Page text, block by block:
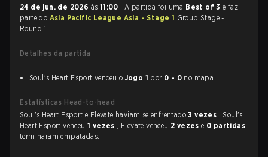
24 de jun. de 2026 às 11:00 . A partida foi uma Best of 3e faz
parte do Asia Pacific League Asia - Stage 1 Group Stage -
Round 1.
Detalhes da partida
Soul's Heart Esport venceu o Jogo 1 por 0 - 0 no mapa
Estatísticas Head-to-head
Soul's Heart Esport e Elevate haviam se enfrentado3 vezes . Soul's
Heart Esport venceu1 vezes , Elevate venceu 2 vezese 0 partidas
terminaram empatadas.